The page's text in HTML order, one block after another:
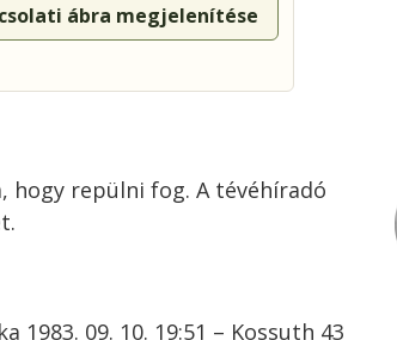
ábra megjelenítése
hogy repülni fog. A tévéhíradó
1983. 09. 10. 19:51 – Kossuth 43